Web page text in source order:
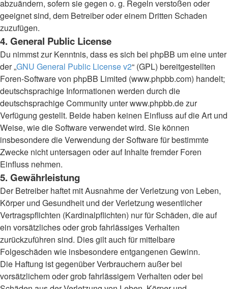
abzuändern, sofern sie gegen o. g. Regeln verstoßen oder
geeignet sind, dem Betreiber oder einem Dritten Schaden
zuzufügen.
4. General Public License
Du nimmst zur Kenntnis, dass es sich bei phpBB um eine unter
der „GNU General Public License v2“ (GPL) bereitgestellten
Foren-Software von phpBB Limited (www.phpbb.com) handelt;
deutschsprachige Informationen werden durch die
deutschsprachige Community unter www.phpbb.de zur
Verfügung gestellt. Beide haben keinen Einfluss auf die Art und
Weise, wie die Software verwendet wird. Sie können
insbesondere die Verwendung der Software für bestimmte
Zwecke nicht untersagen oder auf Inhalte fremder Foren
Einfluss nehmen.
5. Gewährleistung
Der Betreiber haftet mit Ausnahme der Verletzung von Leben,
Körper und Gesundheit und der Verletzung wesentlicher
Vertragspflichten (Kardinalpflichten) nur für Schäden, die auf
ein vorsätzliches oder grob fahrlässiges Verhalten
zurückzuführen sind. Dies gilt auch für mittelbare
Folgeschäden wie insbesondere entgangenen Gewinn.
Die Haftung ist gegenüber Verbrauchern außer bei
vorsätzlichem oder grob fahrlässigem Verhalten oder bei